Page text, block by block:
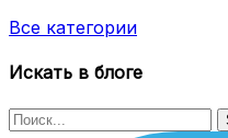
Все категории
Искать в блоге